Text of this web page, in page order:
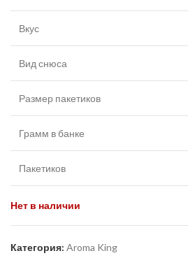
Вкус
Вид снюса
Размер пакетиков
Грамм в банке
Пакетиков
Нет в наличии
Категория: Aroma King